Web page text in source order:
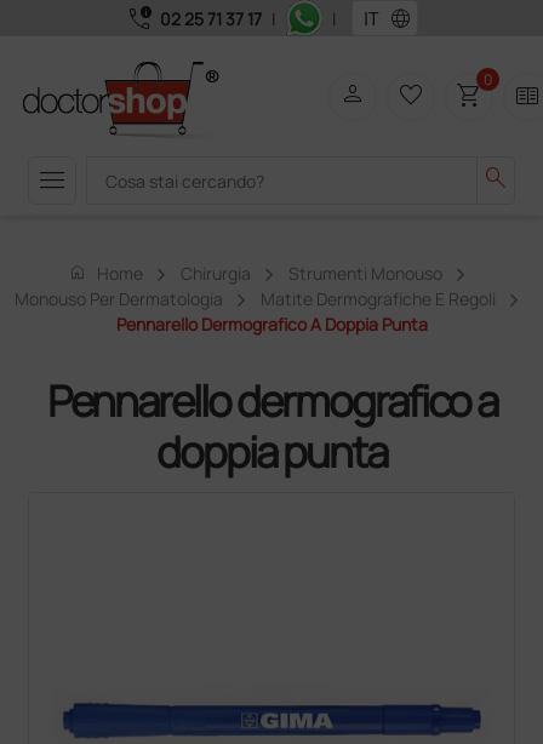
call_quality 02 25 71 37 17 | | language
menu search
person favorite_border shopping_cart0 two_pager
home Home Chirurgia
Strumenti Monouso
Monouso Per Dermatologia
Matite Dermografiche E Regoli
Pennarello Dermografico A Doppia Punta
Pennarello dermografico a
doppia punta